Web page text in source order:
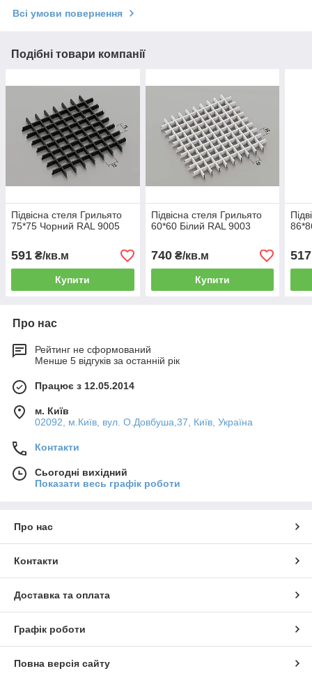
Всі умови повернення
Подібні товари компанії
Підвісна стеля Грильято
75*75 Чорний RAL 9005
591 ₴/кв.м
Купити
Підвісна стеля Грильято
60*60 Білий RAL 9003
740₴/кв.м
Купити
517
Про нас
Рейтинг не сформований
Менше 5 відгуків за останній рік
Працює з 12.05.2014
м. Київ
02092, м.Київ, вул. О.Довбуша,37, Київ, Україна
Контакти
Сьогодні вихідний
Показати весь графік роботи
Про нас
Контакти
Доставка та оплата
Графік роботи
Повна версія сайту